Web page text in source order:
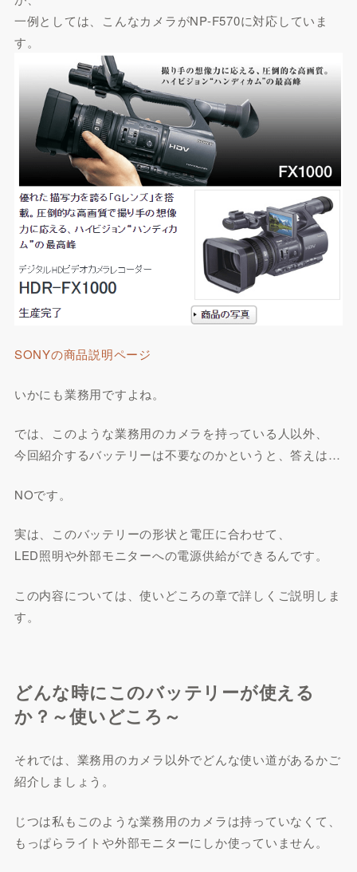
一例としては、こんなカメラがNP-F570に対応していま
す。
SONYの商品説明ページ
いかにも業務用ですよね。
では、このような業務用のカメラを持っている人以外、
今回紹介するバッテリーは不要なのかというと、答えは…
NOです。
実は、このバッテリーの形状と電圧に合わせて、
LED照明や外部モニターへの電源供給ができるんです。
この内容については、使いどころの章で詳しくご説明しま
す。
どんな時にこのバッテリーが使える
か？～使いどころ～
それでは、業務用のカメラ以外でどんな使い道があるかご
紹介しましょう。
じつは私もこのような業務用のカメラは持っていなくて、
もっぱらライトや外部モニターにしか使っていません。